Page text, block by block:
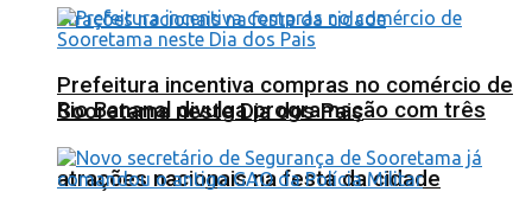
Rio Bananal divulga programação com três
atrações nacionais na festa da cidade
Prefeitura incentiva compras no comércio de
Sooretama neste Dia dos Pais